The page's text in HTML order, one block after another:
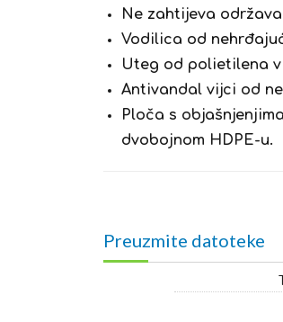
Ne zahtijeva
Vodilica od
Uteg od polietilena
Antivandal vijci od
Ploča s
dvobojnom HDPE-u.
Preuzmite datoteke